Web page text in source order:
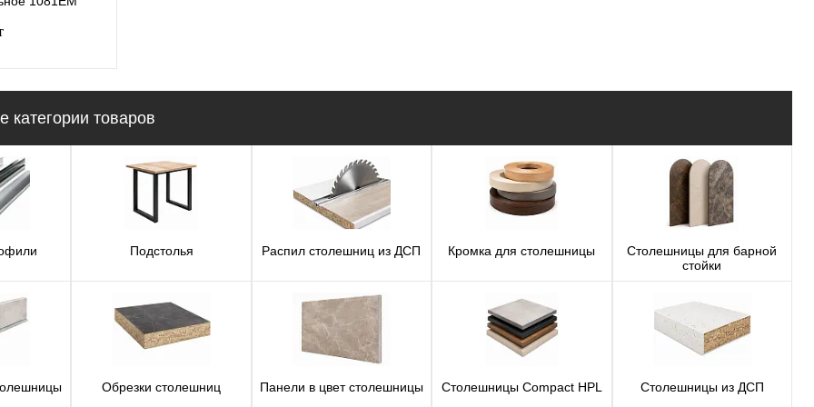
К
сравнению
категории товаров
Подстолья Распил столешниц из ДСП Кромка для столешницы
Столешницы для барной
стойки
Обрезки столешниц Панели в цвет столешницы Столешницы Compact HPL Столешницы из ДСП